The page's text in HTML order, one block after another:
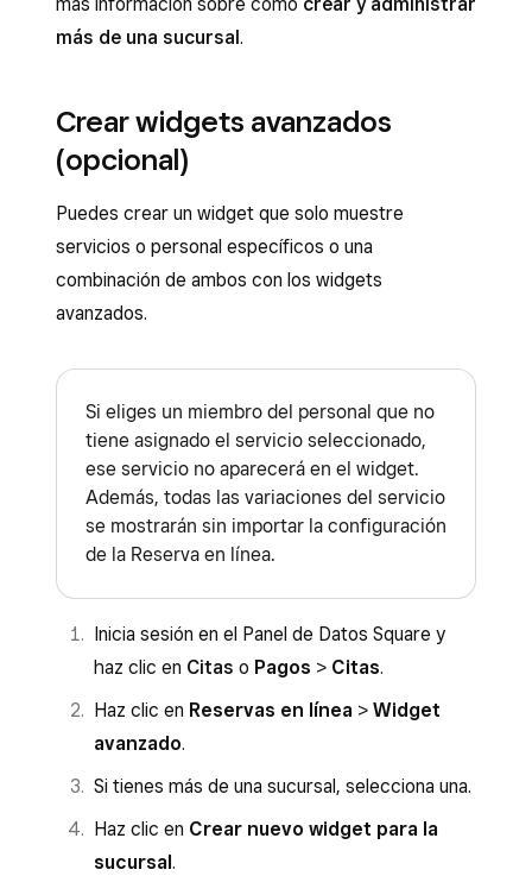
esquina superior derecha.
comienza a personalizar tu sitio web.
Selecciona
Una vez que se genere el sitio web, te
redirigirá al
editor de sitios de Ventas en
, donde podrás editar y
de tu sitio.
Abre tu aplicación de punto de venta.
En la opción Ventas en línea Square, pulsa
Previsualiza
un rato en generarse.
Personaliza tu sitio web y selecciona
para que se apliquen los cambios.
más de una sucursal.
Crear widgets avanzados
(opcional)
Puedes crear un widget que solo muestre
servicios o personal específicos o una
combinación de ambos con los widgets
avanzados.
Si eliges un miembro del personal que no
tiene asignado el servicio seleccionado,
ese servicio no aparecerá en el widget.
Además, todas las variaciones del servicio
se mostrarán sin importar la configuración
de la Reserva en línea.
Inicia sesión en el Panel de Datos Square y
haz clic en Citas o Pagos > Citas.
Haz clic en Reservas en línea > Widget
avanzado.
Si tienes más de una sucursal, selecciona una.
Haz clic en Crear nuevo widget para la
sucursal.